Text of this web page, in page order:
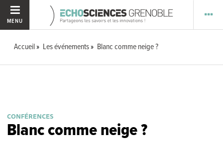
MENU
Accueil Les événements Blanc comme neige ?
CONFÉRENCES
Blanc comme neige ?